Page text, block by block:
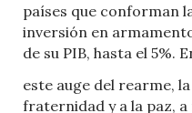
países que conforman
inversión en
de su PIB, hasta el 5%.
este auge del rearme,
fraternidad y a la paz, a